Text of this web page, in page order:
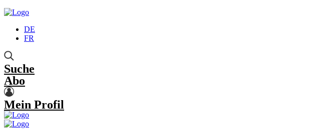
DE
FR
Suche
Abo
Mein Profil